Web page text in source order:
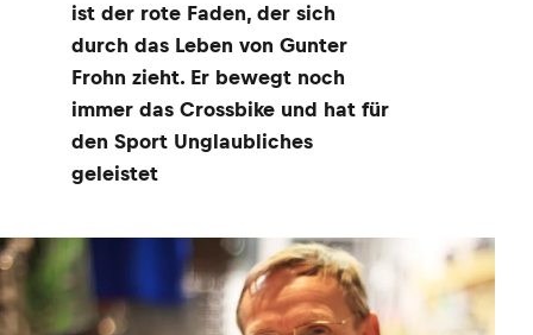
ist der rote Faden, der sich
durch das Leben von Gunter
Frohn zieht. Er bewegt noch
immer das Crossbike und hat für
den Sport Unglaubliches
geleistet